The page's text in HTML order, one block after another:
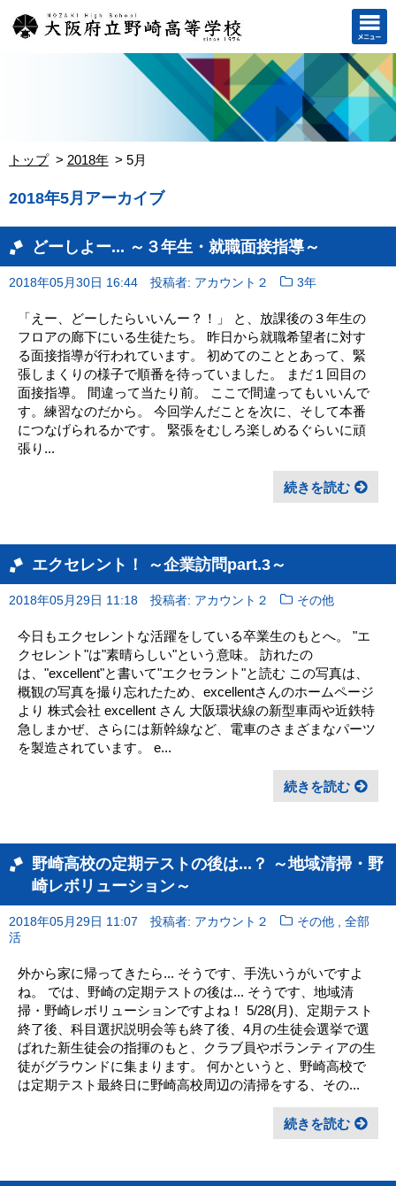
トップ 2018年 5月
2018年5月アーカイブ
どーしよー... ～３年生・就職面接指導～
2018年05月30日 16:44 投稿者: アカウント２ 3年
「えー、どーしたらいいんー？！」 と、放課後の３年生の
フロアの廊下にいる生徒たち。 昨日から就職希望者に対す
る面接指導が行われています。 初めてのこととあって、緊
張しまくりの様子で順番を待っていました。 まだ１回目の
面接指導。 間違って当たり前。 ここで間違ってもいいんで
す。練習なのだから。 今回学んだことを次に、そして本番
につなげられるかです。 緊張をむしろ楽しめるぐらいに頑
張り...
続きを読む
エクセレント！ ～企業訪問part.3～
2018年05月29日 11:18 投稿者: アカウント２ その他
今日もエクセレントな活躍をしている卒業生のもとへ。 "エ
クセレント"は"素晴らしい"という意味。 訪れたの
は、"excellent"と書いて"エクセラント"と読む この写真は、
概観の写真を撮り忘れたため、excellentさんのホームページ
より 株式会社 excellent さん 大阪環状線の新型車両や近鉄特
急しまかぜ、さらには新幹線など、電車のさまざまなパーツ
を製造されています。 e...
続きを読む
野崎高校の定期テストの後は...？ ～地域清掃・野
崎レボリューション～
2018年05月29日 11:07 投稿者: アカウント２ その他 ,全部
活
外から家に帰ってきたら... そうです、手洗いうがいですよ
ね。 では、野崎の定期テストの後は... そうです、地域清
掃・野崎レボリューションですよね！ 5/28(月)、定期テスト
終了後、科目選択説明会等も終了後、4月の生徒会選挙で選
ばれた新生徒会の指揮のもと、クラブ員やボランティアの生
徒がグラウンドに集まります。 何かというと、野崎高校で
は定期テスト最終日に野崎高校周辺の清掃をする、その...
続きを読む